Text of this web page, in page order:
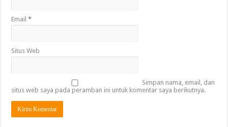
Email*
Situs Web
Simpan nama, email, dan
situs web saya pada peramban ini untuk komentar saya berikutnya.